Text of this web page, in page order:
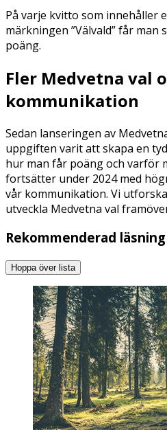
På varje kvitto som innehåller
märkningen ”Välvald” får man
poäng.
Fler Medvetna val
kommunikation
Sedan lanseringen av
uppgiften varit att skapa en
hur man får poäng och varför
fortsätter under 2024 med
vår kommunikation. Vi
utveckla Medvetna val
Rekommenderad läsning
Hoppa över lista